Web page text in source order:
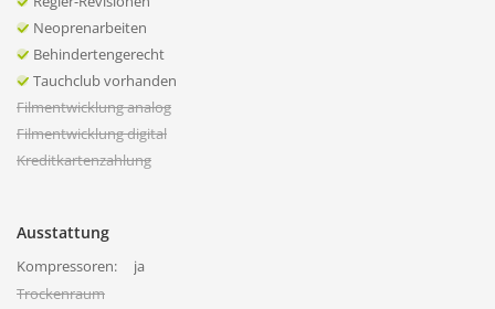
Neoprenarbeiten
Behindertengerecht
Tauchclub vorhanden
Filmentwicklung analog
Filmentwicklung digital
Kreditkartenzahlung
Ausstattung
Kompressoren:
ja
Trockenraum